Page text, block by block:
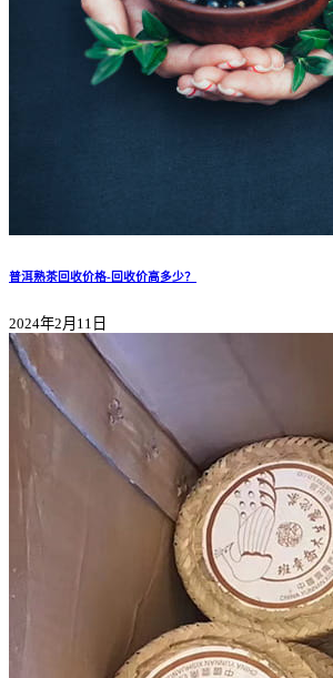
普洱熟茶回收价格-回收价高多少？
2024年2月11日